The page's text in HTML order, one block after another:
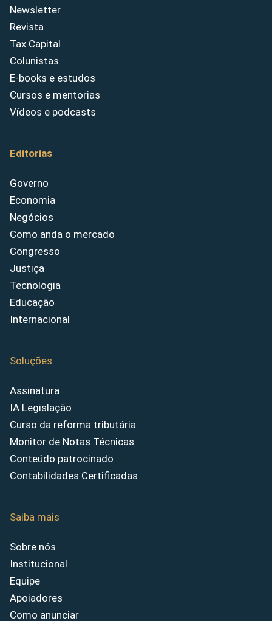
Newsletter
Revista
Tax Capital
Colunistas
E-books e estudos
Cursos e mentorias
Vídeos e podcasts
Editorias
Governo
Economia
Negócios
Como anda o mercado
Congresso
Justiça
Tecnologia
Educação
Internacional
Soluções
Assinatura
IA Legislação
Curso da reforma tributária
Monitor de Notas Técnicas
Conteúdo patrocinado
Contabilidades Certificadas
Saiba mais
Sobre nós
Institucional
Equipe
Apoiadores
Como anunciar